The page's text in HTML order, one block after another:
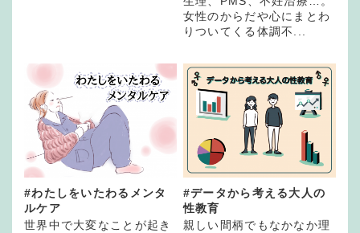
女性のからだや心にまとわ
りついてくる体調不...
#わたしをいたわるメンタ
ルケア
世界中で大変なことが起き
#データから考える大人の
性教育
親しい間柄でもなかなか理